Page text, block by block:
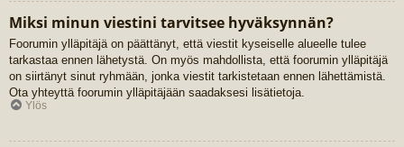
Miksi minun viestini tarvitsee hyväksynnän?
Foorumin ylläpitäjä on päättänyt, että viestit kyseiselle alueelle tulee
tarkastaa ennen lähetystä. On myös mahdollista, että foorumin ylläpitäjä
on siirtänyt sinut ryhmään, jonka viestit tarkistetaan ennen lähettämistä.
Ota yhteyttä foorumin ylläpitäjään saadaksesi lisätietoja.
Ylös